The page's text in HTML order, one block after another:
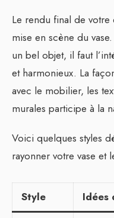
Le rendu final de votre
mise en scène du
un bel objet, il faut
et harmonieux. La
avec le mobilier, les
murales participe à la
Voici quelques styles
rayonner votre vase et
Style Idées